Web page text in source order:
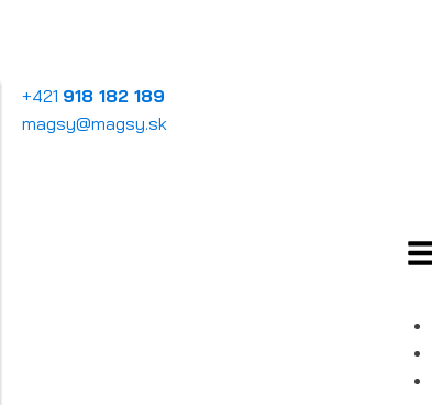
+421 918 182 189
magsy@magsy.sk